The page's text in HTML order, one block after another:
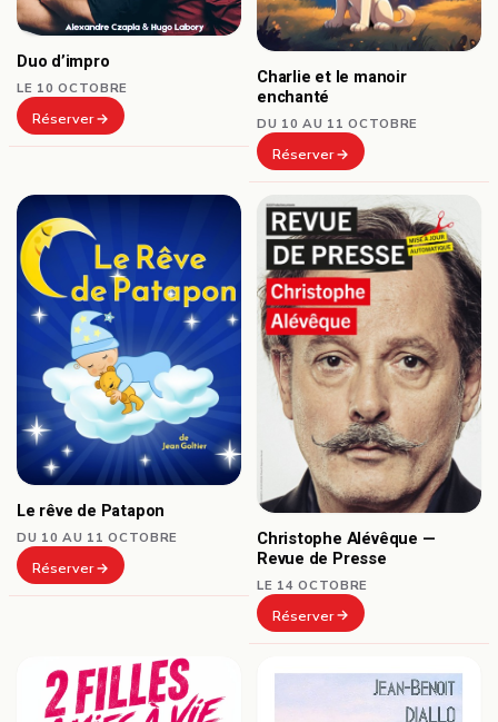
Duo d’impro
LE 10 OCTOBRE
Réserver
Charlie et le manoir
enchanté
DU 10 AU 11 OCTOBRE
Réserver
Le rêve de Patapon
DU 10 AU 11 OCTOBRE
Réserver
Christophe Alévêque —
Revue de Presse
LE 14 OCTOBRE
Réserver